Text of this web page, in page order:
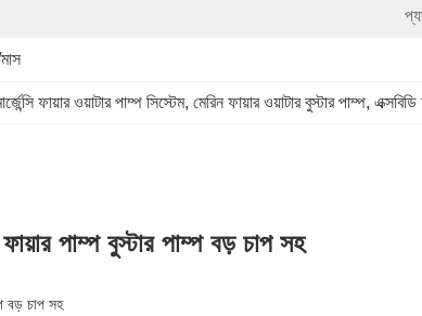
ফায়ার ওয়াটার পাম্প সিস্টেম, মেরিন ফায়ার ওয়াটার বুস্টার পাম্প,
ফায়ার পাম্প বুস্টার পাম্প বড় চাপ সহ
বড় চাপ সহ